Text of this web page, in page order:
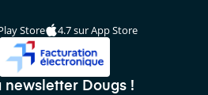
Store 4.7sur App Store
newsletter Dougs !